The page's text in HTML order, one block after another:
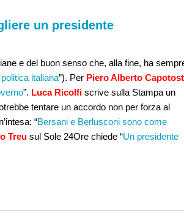
un presidente
e del buon senso che, alla fine, ha
italiana”). Per Piero Alberto
”. Luca Ricolfi scrive sulla Stampa un
tentare un accordo non per forza al
“Bersani e Berlusconi sono come
Treu sul Sole 24Ore chiede “Un presidente